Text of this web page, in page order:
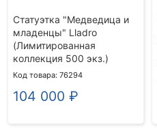
Статуэтка "Медведица и
младенцы" Lladro
(Лимитированная
коллекция 500 экз.)
Код товара: 76294
104 000 ₽